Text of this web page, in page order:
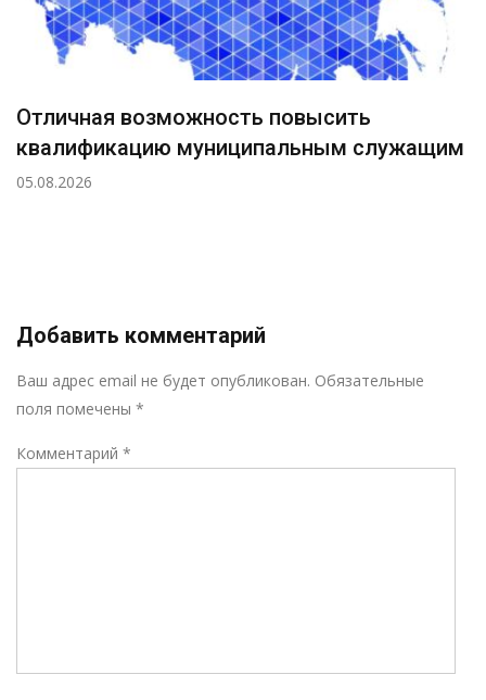
Отличная возможность повысить
квалификацию муниципальным служащим
05.08.2026
Добавить комментарий
Ваш адрес email не будет опубликован. Обязательные
поля помечены *
Комментарий *